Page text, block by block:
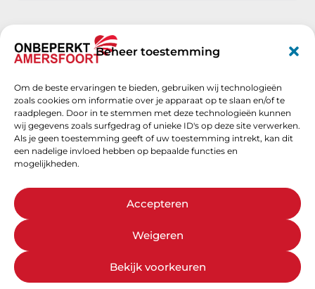
Beheer toestemming
Om de beste ervaringen te bieden, gebruiken wij technologieën
zoals cookies om informatie over je apparaat op te slaan en/of te
raadplegen. Door in te stemmen met deze technologieën kunnen
wij gegevens zoals surfgedrag of unieke ID's op deze site verwerken.
Als je geen toestemming geeft of uw toestemming intrekt, kan dit
een nadelige invloed hebben op bepaalde functies en
mogelijkheden.
Accepteren
Weigeren
Bekijk voorkeuren
Achternaam*
E-mail*
Schrijf je nu in